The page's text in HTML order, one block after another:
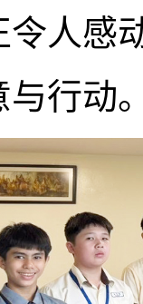
令人感
与行动